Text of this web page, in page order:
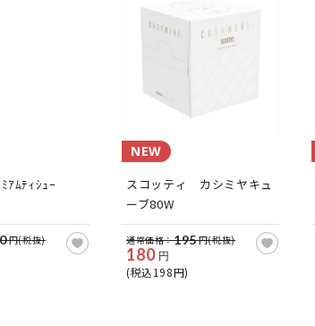
ｱﾑﾃｨｼｭｰ
円(税抜)
NEW
スコッティ カシミヤキュ
ーブ80W
通常価格：195円(税抜)
180 円
(税込198円)